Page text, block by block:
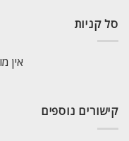
סל קניות
אין
קישורים נוספים